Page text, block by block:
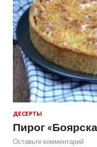
ДЕСЕРТЫ
Пирог
Оставьте комментарий